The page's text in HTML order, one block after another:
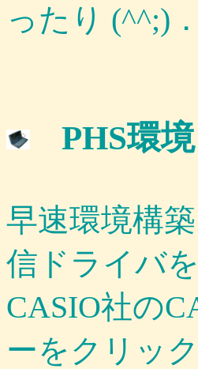
ったり (^^;)
PHS環
早速環境構
信ドライバ
CASIO社の
ーをクリッ